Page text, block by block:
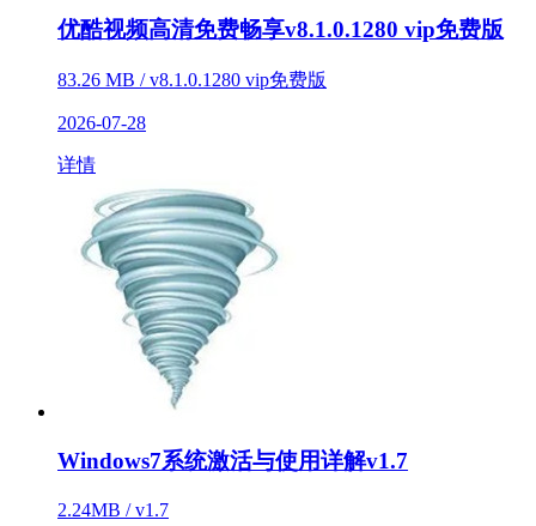
优酷视频高清免费畅享v8.1.0.1280 vip免费版
83.26 MB / v8.1.0.1280 vip免费版
2026-07-28
详情
Windows7系统激活与使用详解v1.7
2.24MB / v1.7